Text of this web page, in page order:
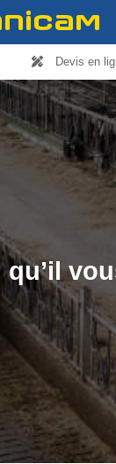
Devis en